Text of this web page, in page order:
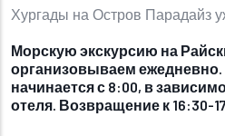
Хургады на Остров Парадайз
Морскую экскурсию на
организовываем ежедневно.
начинается с 8:00, в
отеля. Возвращение к 16:30-